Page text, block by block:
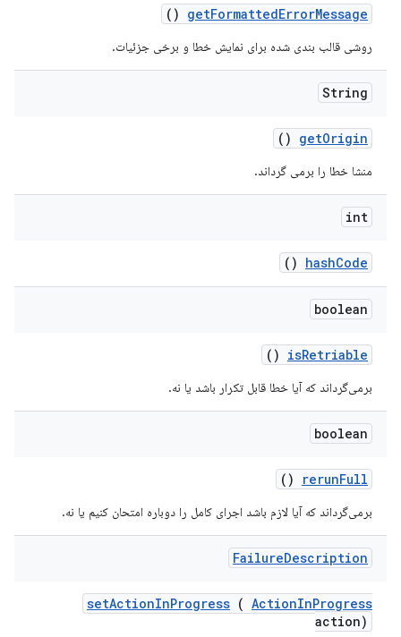
getFormattedErrorMessage
()
روشی قالب بندی شده برای نمایش خطا و برخی جزئیات.
String
getOrigin
()
منشا خطا را برمی گرداند.
int
hashCode
()
boolean
isRetriable
()
برمی‌گرداند که آیا خطا قابل تکرار باشد یا نه.
boolean
rerunFull
()
برمی‌گرداند که آیا لازم باشد اجرای کامل را دوباره امتحان کنیم یا نه.
FailureDescription
setActionInProgress ( ActionInProgress
action)